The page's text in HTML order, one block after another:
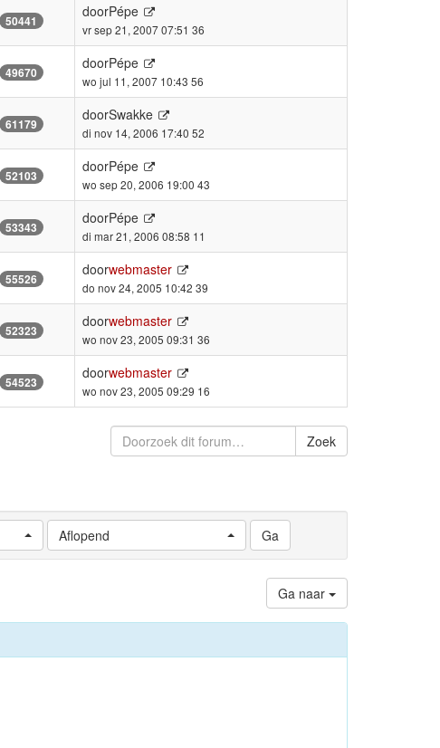
50441
doorPépe
vr sep 21, 2007 07:51 36
49670
doorPépe
wo jul 11, 2007 10:43 56
61179
doorSwakke
di nov 14, 2006 17:40 52
52103
doorPépe
wo sep 20, 2006 19:00 43
53343
doorPépe
di mar 21, 2006 08:58 11
55526
doorwebmaster
do nov 24, 2005 10:42 39
52323
doorwebmaster
wo nov 23, 2005 09:31 36
54523
doorwebmaster
wo nov 23, 2005 09:29 16
Zoek
Aflopend
Ga naar